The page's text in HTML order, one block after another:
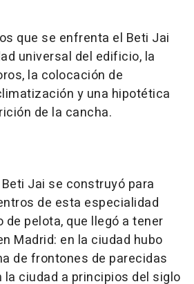
que se enfrenta el Beti Jai
universal del edificio, la
la colocación de
y una hipotética
de la cancha.
Jai se construyó para
de esta especialidad
de pelota, que llegó a tener
Madrid: en la ciudad hubo
de frontones de parecidas
ciudad a principios del siglo